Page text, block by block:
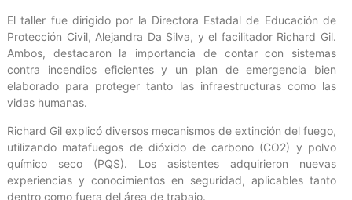
El taller fue dirigido por la Directora Estadal de Educación de
Protección Civil, Alejandra Da Silva, y el facilitador Richard Gil.
Ambos, destacaron la importancia de contar con sistemas
contra incendios eficientes y un plan de emergencia bien
elaborado para proteger tanto las infraestructuras como las
vidas humanas.
Richard Gil explicó diversos mecanismos de extinción del fuego,
utilizando matafuegos de dióxido de carbono (CO2) y polvo
químico seco (PQS). Los asistentes adquirieron nuevas
experiencias y conocimientos en seguridad, aplicables tanto
dentro como fuera del área de trabajo.